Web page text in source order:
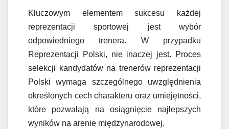
Kluczowym elementem sukcesu każdej
reprezentacji sportowej jest wybór
odpowiedniego trenera. W przypadku
Reprezentacji Polski, nie inaczej jest. Proces
selekcji kandydatów na trenerów reprezentacji
Polski wymaga szczególnego uwzględnienia
określonych cech charakteru oraz umiejętności,
które pozwalają na osiągnięcie najlepszych
wyników na arenie międzynarodowej.